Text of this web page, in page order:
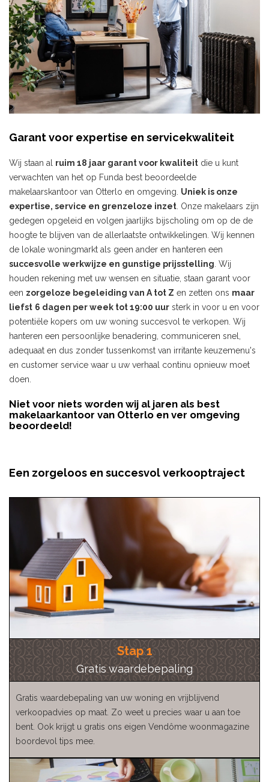
Garant voor expertise en servicekwaliteit
Wij staan al ruim 18 jaar garant voor kwaliteit die u kunt
verwachten van het op Funda best beoordeelde
makelaarskantoor van Otterlo en omgeving. Uniek is onze
expertise, service en grenzeloze inzet . Onze makelaars zijn
gedegen opgeleid en volgen jaarlijks bijscholing om op de de
hoogte te blijven van de allerlaatste ontwikkelingen. Wij kennen
de lokale woningmarkt als geen ander en hanteren een
succesvolle werkwijze en gunstige prijsstelling . Wij
houden rekening met uw wensen en situatie, staan garant voor
een zorgeloze begeleiding van A tot Z en zetten ons maar
liefst 6 dagen per week tot 19:00 uur sterk in voor u en voor
potentiële kopers om uw woning succesvol te verkopen. Wij
hanteren een persoonlijke benadering, communiceren snel,
adequaat en dus zonder tussenkomst van irritante keuzemenu's
en customer service waar u uw verhaal continu opnieuw moet
doen.
Niet voor niets worden wij al jaren als best
makelaarkantoor van Otterlo en ver omgeving
beoordeeld!
Een zorgeloos en succesvol verkooptraject
Stap 1
Gratis waardebepaling
Gratis waardebepaling van uw woning en vrijblijvend
verkoopadvies op maat. Zo weet u precies waar u aan toe
bent. Ook krijgt u gratis ons eigen Vendôme woonmagazine
boordevol tips mee.